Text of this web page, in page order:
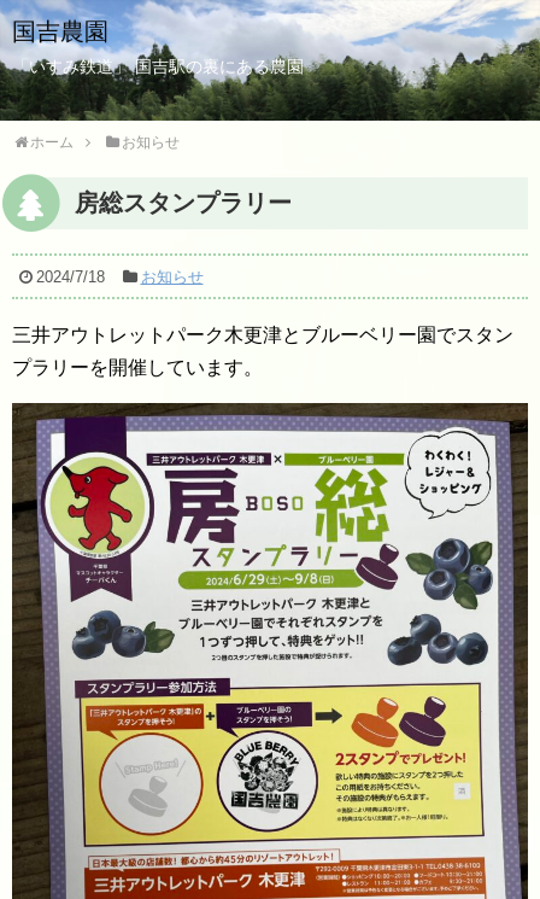
国吉農園
「いすみ鉄道」 国吉駅の裏にある農園
ホーム お知らせ
房総スタンプラリー
2024/7/18 お知らせ
三井アウトレットパーク木更津とブルーベリー園でスタン
プラリーを開催しています。